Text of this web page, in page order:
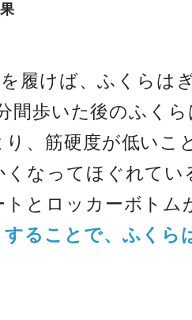
履けば、ふくらは
間歩いた後のふく
、筋硬度が低いこ
くなってほぐれて
とロッカーボトム
ることで、ふくら